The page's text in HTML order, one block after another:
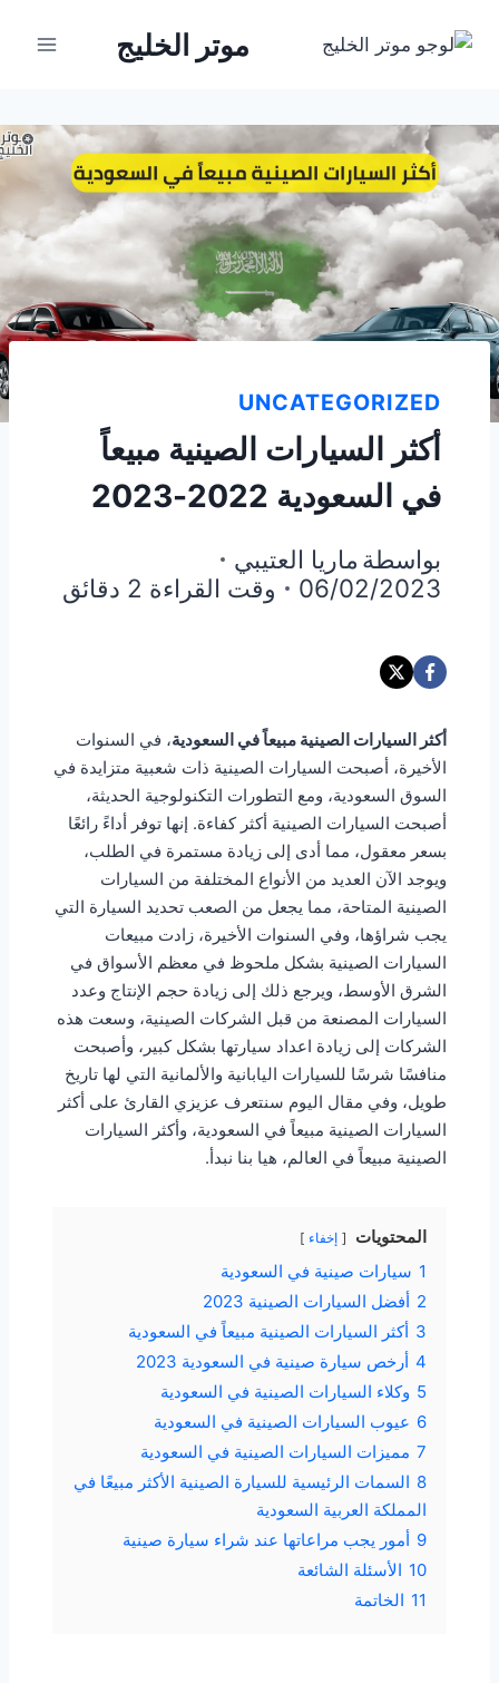
موتر الخليج
UNCATEGORIZED
أكثر السيارات الصينية مبيعاً
في السعودية 2022-2023
بواسطة ماريا العتيبي
06/02/2023
وقت القراءة دقائق
أكثر السيارات الصينية مبيعاً في السعودية، في السنوات
الأخيرة، أصبحت السيارات الصينية ذات شعبية متزايدة في
السوق السعودية، ومع التطورات التكنولوجية الحديثة،
أصبحت السيارات الصينية أكثر كفاءة. إنها توفر أداءً رائعًا
بسعر معقول، مما أدى إلى زيادة مستمرة في الطلب،
ويوجد الآن العديد من الأنواع المختلفة من السيارات
الصينية المتاحة، مما يجعل من الصعب تحديد السيارة التي
يجب شراؤها، وفي السنوات الأخيرة، زادت مبيعات
السيارات الصينية بشكل ملحوظ في معظم الأسواق في
الشرق الأوسط، ويرجع ذلك إلى زيادة حجم الإنتاج وعدد
السيارات المصنعة من قبل الشركات الصينية، وسعت هذه
الشركات إلى زيادة اعداد سيارتها بشكل كبير، وأصبحت
منافسًا شرسًا للسيارات اليابانية والألمانية التي لها تاريخ
طويل، وفي مقال اليوم سنتعرف عزيزي القارئ على أكثر
السيارات الصينية مبيعاً في السعودية، وأكثر السيارات
الصينية مبيعاً في العالم، هيا بنا نبدأ.
المحتويات إخفاء
1 سيارات صينية في السعودية
2 أفضل السيارات الصينية 2023
3 أكثر السيارات الصينية مبيعاً في السعودية
4 أرخص سيارة صينية في السعودية 2023
5 وكلاء السيارات الصينية في السعودية
6 عيوب السيارات الصينية في السعودية
7 مميزات السيارات الصينية في السعودية
8 السمات الرئيسية للسيارة الصينية الأكثر مبيعًا في
المملكة العربية السعودية
9 أمور يجب مراعاتها عند شراء سيارة صينية
10 الأسئلة الشائعة
11 الخاتمة